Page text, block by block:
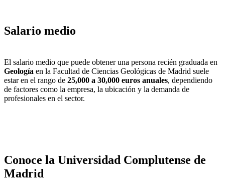
Salario medio
El salario medio que puede obtener una persona recién graduada en
Geología en la Facultad de Ciencias Geológicas de Madrid suele
estar en el rango de 25,000 a 30,000 euros anuales, dependiendo
de factores como la empresa, la ubicación y la demanda de
profesionales en el sector.
Conoce la Universidad Complutense de
Madrid